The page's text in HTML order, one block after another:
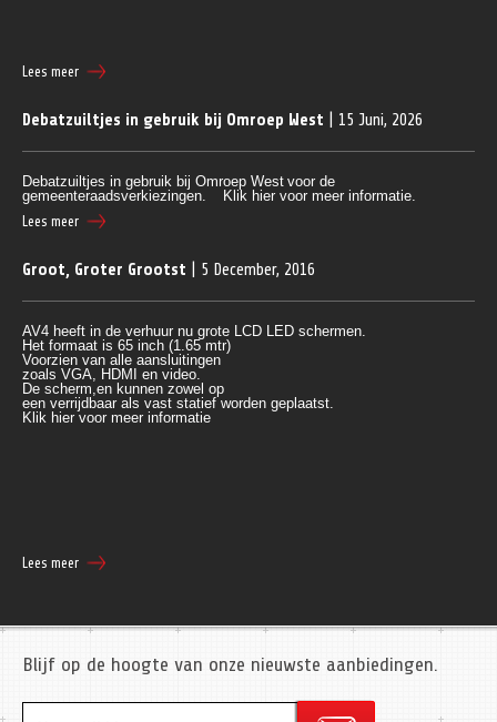
Lees meer
Debatzuiltjes in gebruik bij Omroep West | 15 Juni, 2026
Debatzuiltjes in gebruik bij Omroep West voor de
gemeenteraadsverkiezingen.
Klik hier voor meer informatie.
Lees meer
Groot, Groter Grootst | 5 December, 2016
AV4 heeft in de verhuur nu grote LCD LED schermen.
Het formaat is 65 inch (1.65 mtr)
Voorzien van alle aansluitingen
zoals VGA, HDMI en video.
De scherm,en kunnen zowel op
een verrijdbaar als vast statief worden geplaatst.
Klik hier voor meer informatie
Lees meer
Blijf op de hoogte van onze nieuwste aanbiedingen.